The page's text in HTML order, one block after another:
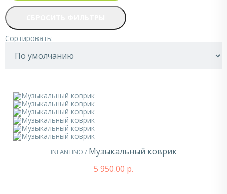
Сортировать:
INFANTINO / Музыкальный коврик
5 950.00 р.